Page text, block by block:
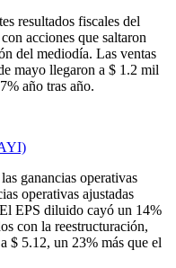
resultados fiscales del
acciones que saltaron
del mediodía. Las ventas
mayo llegaron a $ 1.2 mil
año tras año.
ganancias operativas
operativas ajustadas
EPS diluido cayó un 14%
con la reestructuración,
$ 5.12, un 23% más que el